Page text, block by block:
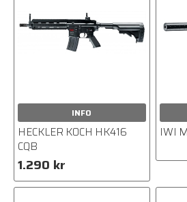
INFO
HECKLER KOCH HK416
CQB
1.290 kr
IWI